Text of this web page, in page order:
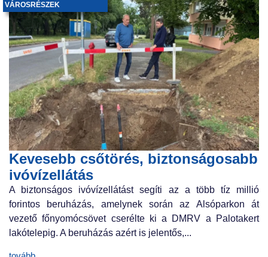
Kevesebb csőtörés, biztonságosabb
ivóvízellátás
VÁROSRÉSZEK
A biztonságos ivóvízellátást segíti az a több tíz millió
forintos beruházás, amelynek során az Alsóparkon át
vezető főnyomócsövet cserélte ki a DMRV a Palotakert
lakótelepig. A beruházás azért is jelentős,...